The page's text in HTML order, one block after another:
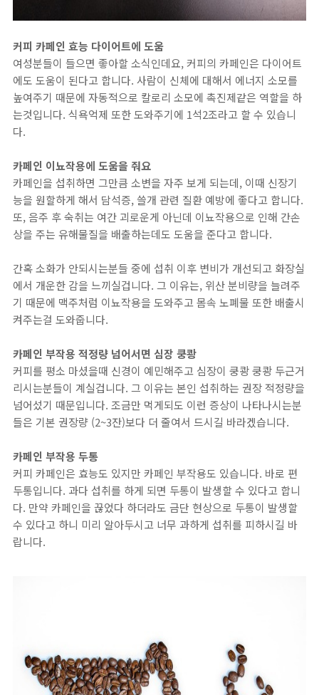
커피 카페인 효능 다이어트에 도움
여성분들이 들으면 좋아할 소식인데요, 커피의 카페인은 다이어트
에도 도움이 된다고 합니다. 사람이 신체에 대해서 에너지 소모를
높여주기 때문에 자동적으로 칼로리 소모에 촉진제같은 역할을 하
는것입니다. 식욕억제 또한 도와주기에 1석2조라고 할 수 있습니
다.
카페인 이뇨작용에 도움을 줘요
카페인을 섭취하면 그만큼 소변을 자주 보게 되는데, 이때 신장기
능을 원할하게 해서 담석증, 쓸개 관련 질환 예방에 좋다고 합니다.
또, 음주 후 숙취는 여간 괴로운게 아닌데 이뇨작용으로 인해 간손
상을 주는 유해물질을 배출하는데도 도움을 준다고 합니다.
간혹 소화가 안되시는분들 중에 섭취 이후 변비가 개선되고 화장실
에서 개운한 감을 느끼실겁니다. 그 이유는, 위산 분비량을 늘려주
기 때문에 맥주처럼 이뇨작용을 도와주고 몸속 노폐물 또한 배출시
켜주는걸 도와줍니다.
카페인 부작용 적정량 넘어서면 심장 쿵쾅
커피를 평소 마셨을때 신경이 예민해주고 심장이 쿵쾅 쿵쾅 두근거
리시는분들이 계실겁니다. 그 이유는 본인 섭취하는 권장 적정량을
넘어섰기 때문입니다. 조금만 먹게되도 이런 증상이 나타나시는분
들은 기본 권장량 (2~3잔)보다 더 줄여서 드시길 바라겠습니다.
카페인 부작용 두통
커피 카페인은 효능도 있지만 카페인 부작용도 있습니다. 바로 편
두통입니다. 과다 섭취를 하게 되면 두통이 발생할 수 있다고 합니
다. 만약 카페인을 끊었다 하더라도 금단 현상으로 두통이 발생할
수 있다고 하니 미리 알아두시고 너무 과하게 섭취를 피하시길 바
랍니다.